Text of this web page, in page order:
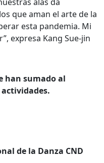
que aman el arte de la
esta pandemia. Mi
expresa Kang Sue-jin
han sumado al
de la Danza CND